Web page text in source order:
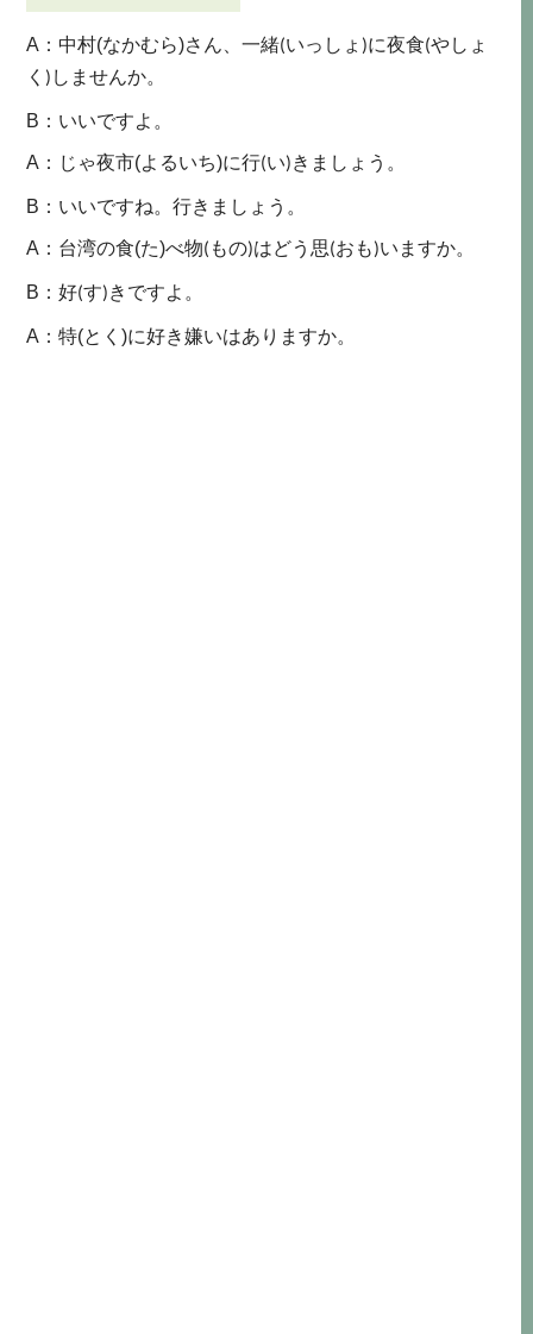
A ：中村(なかむら)さん、一緒(いっしょ)に夜食(やしょ
く) しませんか。
B ： いいですよ。
A ： じゃ夜市(よるいち)に行(い)きましょう。
B ： いいですね。行きましょう。
A ： 台湾の食(た)べ物(もの)はどう 思(おも)いますか。
B ：好(す)きですよ。
A ：特(とく)に好き嫌いはありますか。